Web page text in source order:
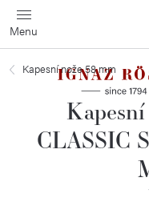
Přejít
na
obsah
Kapesní nože 58 mm
CLASSIC